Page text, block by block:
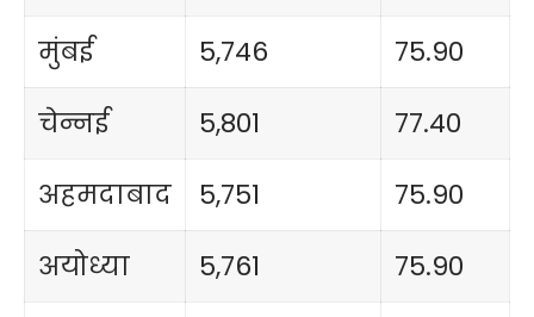
मुंबई
5,746
75.90
चेन्नई
5,801
77.40
अहमदाबाद
5,751
75.90
अयोध्या
5,761
75.90